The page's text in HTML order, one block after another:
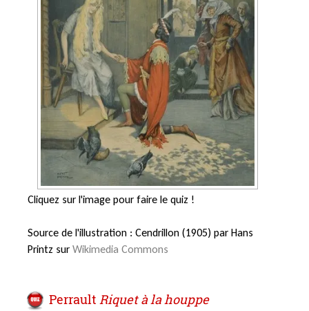
Cliquez sur l'image pour faire le quiz !
Source de l'illustration : Cendrillon (1905) par Hans
Printz sur Wikimedia Commons
Perrault Riquet à la houppe